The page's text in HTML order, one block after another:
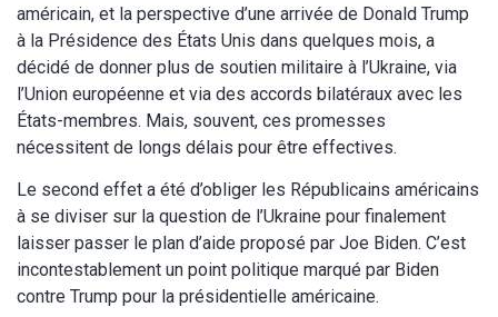
américain, et la perspective d’une arrivée de Donald Trump
à la Présidence des États Unis dans quelques mois, a
décidé de donner plus de soutien militaire à l’Ukraine, via
l’Union européenne et via des accords bilatéraux avec les
États-membres. Mais, souvent, ces promesses
nécessitent de longs délais pour être effectives.
Le second effet a été d’obliger les Républicains américains
à se diviser sur la question de l’Ukraine pour finalement
laisser passer le plan d’aide proposé par Joe Biden. C’est
incontestablement un point politique marqué par Biden
contre Trump pour la présidentielle américaine.